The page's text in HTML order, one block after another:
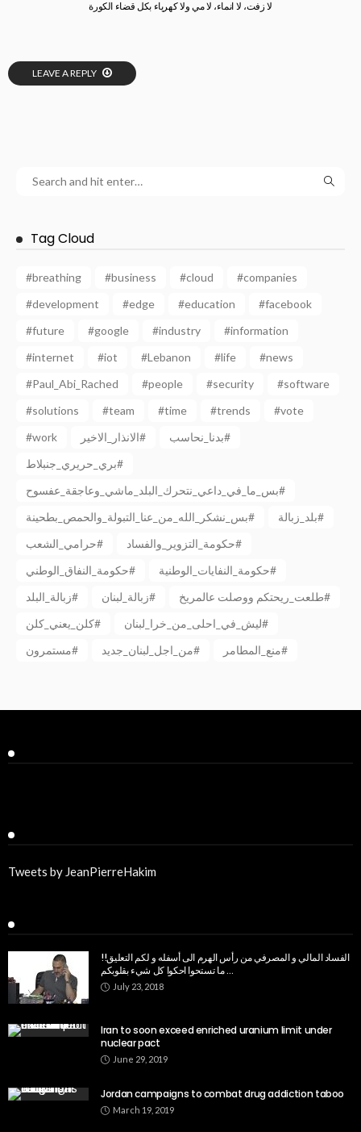
لا زفت، لا انماء، لا مي ولا كهرياء بكل قضاء الكورة
LEAVE A REPLY
Tag Cloud
#breathing #business #cloud
#companies
#development
#edge #education
#facebook
#future
#google #industry
#information
#internet
#iot #Lebanon #life
#news
#Paul_Abi_Rached
#people #security
#software
#solutions
#team #time #trends
#vote
#work
الانذار_الاخير#
بدنا_نحاسب#
بري_حريري_جنبلاط#
بس_ما_في_داعي_نتحرك_البلد_ماشي_وعاجقة_عفسوح#
بس_نشكر_الله_من_عنا_التبولة_والحمص_بطحينة#
بلد_زبالة#
حرامي_الشعب#
حكومة_التزوير_والفساد#
حكومة_النفاق_الوطني#
حكومة_النفايات_الوطنية#
زبالة_البلد#
زبالة_لبنان#
طلعت_ريحتكم ووصلت عالمريخ#
كلن_يعني_كلن#
ليش_في_احلى_من_خرا_لبنان#
مستمرون#
من_اجل_لبنان_جديد# منع_المطامر#
Tweets by JeanPierreHakim
الفساد المالي و المصرفي من رأس الهرم الى أسفله و لكم التعليق!!
ما تستحوا احكوا كل شيء بقلوبكم …
July 23, 2018
Iran to soon exceed enriched uranium limit under
nuclear pact
June 29, 2019
Jordan campaigns to combat drug addiction taboo
March 19, 2019